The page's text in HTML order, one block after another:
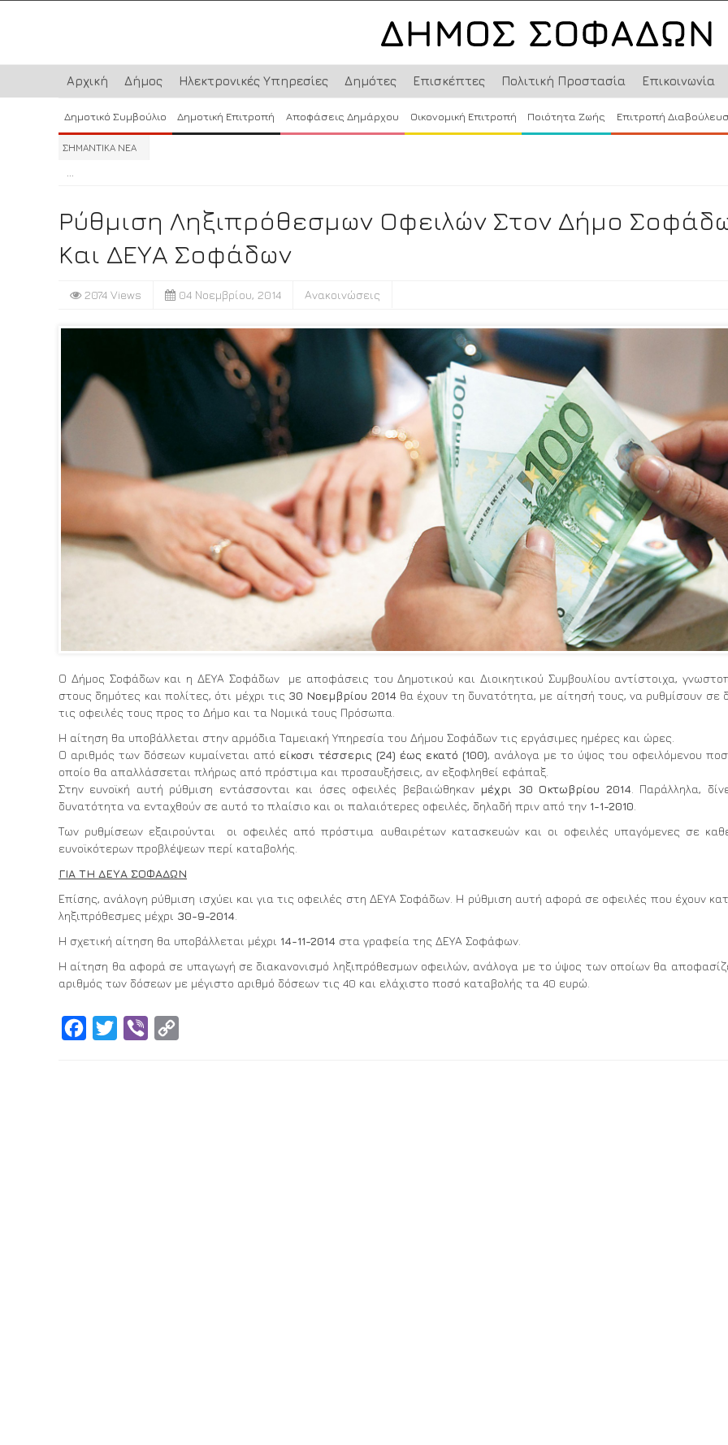
Αρχική Δήμος Ηλεκτρονικές Υπηρεσίες Δημότες Επισκέπτες Πολιτική Προστασία Επικοινωνία
Δημοτικό Συμβούλιο Δημοτική Επιτροπή Αποφάσεις Δημάρχου Οικονομική Επιτροπή Ποιότητα Ζωής Επιτροπή
ΣΗΜΑΝΤΙΚΑ ΝΕΑ
...
Ρύθμιση Ληξιπρόθεσμων Οφειλών Στον Δήμο
Και ΔΕΥΑ Σοφάδων
2074 Views 04 Νοεμβρίου, 2014 Ανακοινώσεις
Ο Δήμος Σοφάδων και η ΔΕΥΑ Σοφάδων με αποφάσεις του Δημοτικού και Διοικητικού Συμβουλίου αντίστοιχα,
στους δημότες και πολίτες, ότι μέχρι τις 30 Νοεμβρίου 2014 θα έχουν τη δυνατότητα, με αίτησή τους, να ρυθμίσουν σε
τις οφειλές τους προς το Δήμο και τα Νομικά τους Πρόσωπα.
Η αίτηση θα υποβάλλεται στην αρμόδια Ταμειακή Υπηρεσία του Δήμου Σοφάδων τις εργάσιμες ημέρες και ώρες.
Ο αριθμός των δόσεων κυμαίνεται από είκοσι τέσσερις (24) έως εκατό (100), ανάλογα με το ύψος του οφειλόμενου
οποίο θα απαλλάσσεται πλήρως από πρόστιμα και προσαυξήσεις, αν εξοφληθεί εφάπαξ.
Στην ευνοϊκή αυτή ρύθμιση εντάσσονται και όσες οφειλές βεβαιώθηκαν μέχρι 30 Οκτωβρίου 2014 . Παράλληλα,
δυνατότητα να ενταχθούν σε αυτό το πλαίσιο και οι παλαιότερες οφειλές, δηλαδή πριν από την 1-1-2010
Των ρυθμίσεων εξαιρούνται οι οφειλές από πρόστιμα αυθαιρέτων κατασκευών και οι οφειλές υπαγόμενες σε
ευνοϊκότερων προβλέψεων περί καταβολής.
ΓΙΑ ΤΗ ΔΕΥΑ ΣΟΦΑΔΩΝ
Επίσης, ανάλογη ρύθμιση ισχύει και για τις οφειλές στη ΔΕΥΑ Σοφάδων. Η ρύθμιση αυτή αφορά σε οφειλές που έχουν
ληξιπρόθεσμες μέχρι 30-9-2014
Η σχετική αίτηση θα υποβάλλεται μέχρι 14-11-2014 στα γραφεία της ΔΕΥΑ Σοφάφων.
Η αίτηση θα αφορά σε υπαγωγή σε διακανονισμό ληξιπρόθεσμων οφειλών, ανάλογα με το ύψος των οποίων θα
αριθμός των δόσεων με μέγιστο αριθμό δόσεων τις 40 και ελάχιστο ποσό καταβολής τα 40 ευρώ.
Facebook
Twitter Viber